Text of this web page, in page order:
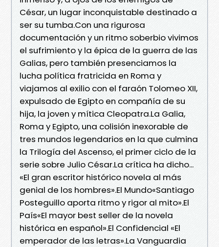
César, un lugar inconquistable destinado a
ser su tumba.Con una rigurosa
documentación y un ritmo soberbio vivimos
el sufrimiento y la épica de la guerra de las
Galias, pero también presenciamos la
lucha política fratricida en Roma y
viajamos al exilio con el faraón Tolomeo XII,
expulsado de Egipto en compañía de su
hija, la joven y mítica Cleopatra.La Galia,
Roma y Egipto, una colisión inexorable de
tres mundos legendarios en la que culmina
la Trilogía del Ascenso, el primer ciclo de la
serie sobre Julio César.La crítica ha dicho...
«El gran escritor histórico novela al más
genial de los hombres».El Mundo«Santiago
Posteguillo aporta ritmo y rigor al mito».El
País«El mayor best seller de la novela
histórica en español».El Confidencial «El
emperador de las letras».La Vanguardia